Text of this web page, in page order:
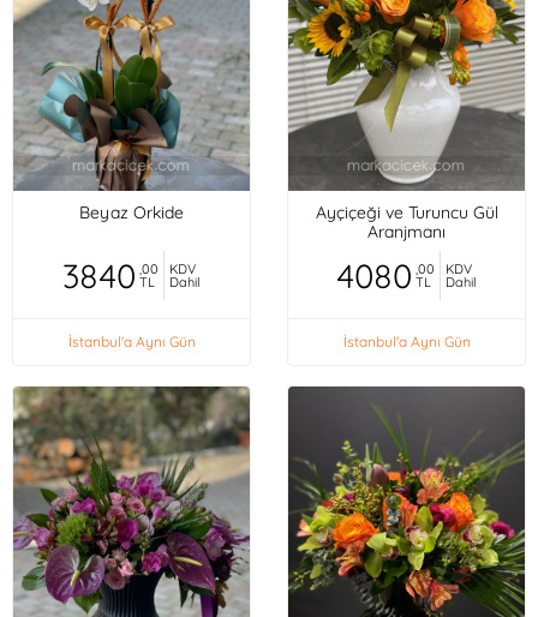
Beyaz Orkide
3840 ,00
TL
KDV
Dahil
İstanbul'a Aynı Gün
Ayçiçeği ve Turuncu Gül
Aranjmanı
4080 ,00
TL
KDV
Dahil
İstanbul'a Aynı Gün